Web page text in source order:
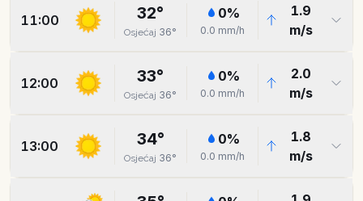
11:00 32°
Osjećaj 36°
0%
0.0 mm/h
1.9
m/s
12:00 33°
Osjećaj 36°
0%
0.0 mm/h
2.0
m/s
13:00 34°
Osjećaj 36°
0%
0.0 mm/h
1.8
m/s